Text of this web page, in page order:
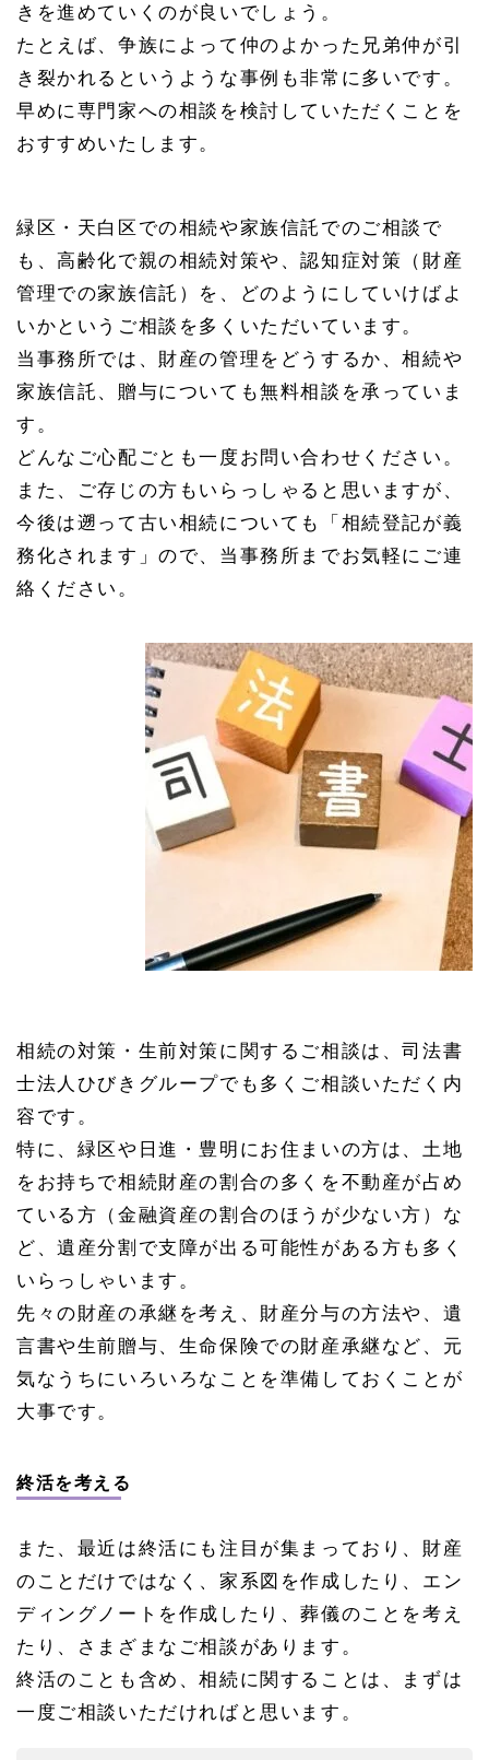
きを進めていくのが良いでしょう。
たとえば、争族によって仲のよかった兄弟仲が引
き裂かれるというような事例も非常に多いです。
早めに専門家への相談を検討していただくことを
おすすめいたします。
緑区・天白区での相続や家族信託でのご相談で
も、高齢化で親の相続対策や、認知症対策（財産
管理での家族信託）を、どのようにしていけばよ
いかというご相談を多くいただいています。
当事務所では、財産の管理をどうするか、相続や
家族信託、贈与についても無料相談を承っていま
す。
どんなご心配ごとも一度お問い合わせください。
また、ご存じの方もいらっしゃると思いますが、
今後は遡って古い相続についても「相続登記が義
務化されます」ので、当事務所までお気軽にご連
絡ください。
相続の対策・生前対策に関するご相談は、司法書
士法人ひびきグループでも多くご相談いただく内
容です。
特に、緑区や日進・豊明にお住まいの方は、土地
をお持ちで相続財産の割合の多くを不動産が占め
ている方（金融資産の割合のほうが少ない方）な
ど、遺産分割で支障が出る可能性がある方も多く
いらっしゃいます。
先々の財産の承継を考え、財産分与の方法や、遺
言書や生前贈与、生命保険での財産承継など、元
気なうちにいろいろなことを準備しておくことが
大事です。
終活を考える
また、最近は終活にも注目が集まっており、財産
のことだけではなく、家系図を作成したり、エン
ディングノートを作成したり、葬儀のことを考え
たり、さまざまなご相談があります。
終活のことも含め、相続に関することは、まずは
一度ご相談いただければと思います。